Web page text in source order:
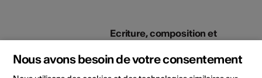
Ecriture, composition et
avant la nuit" avec le groupe
Nous avons besoin de votre consentement